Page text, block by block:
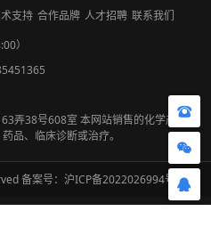
支持 合作品牌 人才招聘 联系我们
）
弄38号608室 本网站销售的化学产品仅
品、临床诊断或治疗。
备案号： 沪ICP备2022026994号-1